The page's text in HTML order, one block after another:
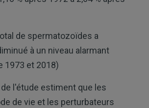
de spermatozoïdes a
à un niveau alarmant
1973 et 2018)
l'étude estiment que les
de vie et les perturbateurs